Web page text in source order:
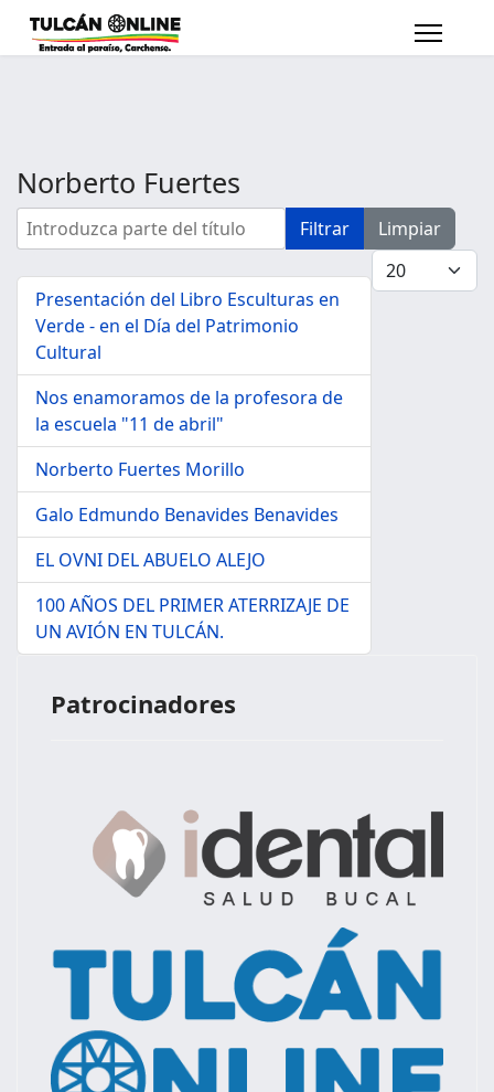
Norberto Fuertes
Introduzca parte del título Filtrar
Limpiar
Cantidad a
Presentación del Libro Esculturas en
Verde - en el Día del Patrimonio
Cultural
Nos enamoramos de la profesora de
la escuela "11 de abril"
Norberto Fuertes Morillo
Galo Edmundo Benavides Benavides
EL OVNI DEL ABUELO ALEJO
100 AÑOS DEL PRIMER ATERRIZAJE DE
UN AVIÓN EN TULCÁN.
Patrocinadores